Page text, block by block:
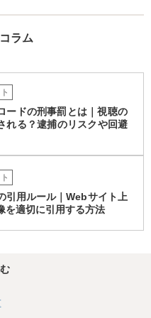
権とJASRAC登録について Su
認められない可能性がありま
の著作権が発生するわけでも
唱については、楽曲自体に著
としての著作隣接権が生じま
たメロディーや伴奏自体につ
のではありません。 JASRAC
希望する場合は、自分が作
与したかを説明できることが
て SpotifyやApple Musicでの
規約上の商用利用条件を満た
信サービスごとのAI生成音楽
の楽曲と偶然類似する可能性
利用時点のSuno及び配信サー
ります。
ラム
ードの刑事罰とは｜視聴の
れる？逮捕のリスクや回避
引用ルール｜Webサイト上
を適切に引用する方法